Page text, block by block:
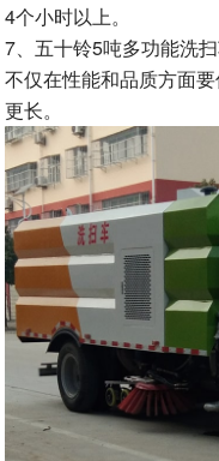
4个小时以上。
7、五十铃5吨多功能洗
不仅在性能和品质方面
更长。